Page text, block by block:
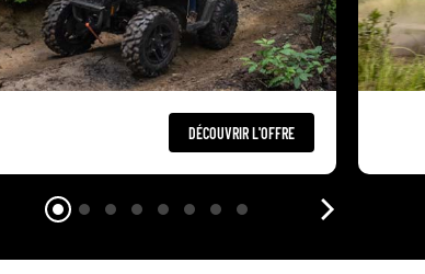
DÉCOUVRIR L'OFFRE